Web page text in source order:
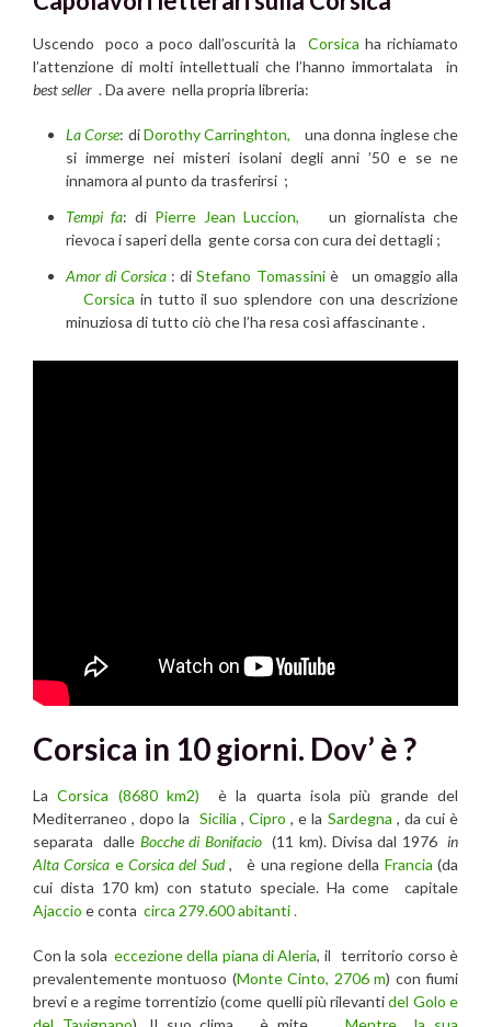
Uscendo poco a poco dall’oscurità la Corsica ha richiamato
l’attenzione di molti intellettuali che l’hanno immortalata in
best seller . Da avere nella propria libreria:
La Corse: diDorothy Carringhton,
una donna inglese che
si immerge nei misteri isolani degli anni ’50 e se ne
innamora al punto da trasferirsi ;
Tempi fa: di Pierre Jean Luccion, un giornalista che
rievoca i saperi della gente corsa con cura dei dettagli ;
Amor di Corsica : diStefano Tomassiniè un omaggio alla
Corsica in tutto il suo splendore con una descrizione
minuziosa di tutto ciò che l’ha resa così affascinante .
Corsica in 10 giorni. Dov’ è ?
LaCorsica (8680 km2)
è la quarta isola più grande del
Mediterraneo , dopo la Sicilia , Cipro , e la Sardegna , da cui è
separata dalle Bocche diBonifacio (11 km). Divisa dal 1976 in
Alta Corsica eCorsica del Sud, è una regione della Francia (da
cui dista 170 km) con statuto speciale. Ha come capitale
Ajaccio e conta circa 279.600 abitanti .
Con la solaeccezione della piana di Aleria, il territorio corso è
prevalentemente montuoso (Monte Cinto, 2706 m) con fiumi
brevi e a regime torrentizio (come quelli più rilevantidel Golo e